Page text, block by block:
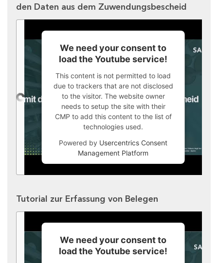
den Daten aus dem Zuwendungsbescheid
We need your consent to
load the Youtube service!
This content is not permitted to load
due to trackers that are not disclosed
to the visitor. The website owner
needs to setup the site with their
CMP to add this content to the list of
technologies used.
Powered by Usercentrics Consent
Management Platform
Tutorial zur Erfassung von Belegen
We need your consent to
load the Youtube service!